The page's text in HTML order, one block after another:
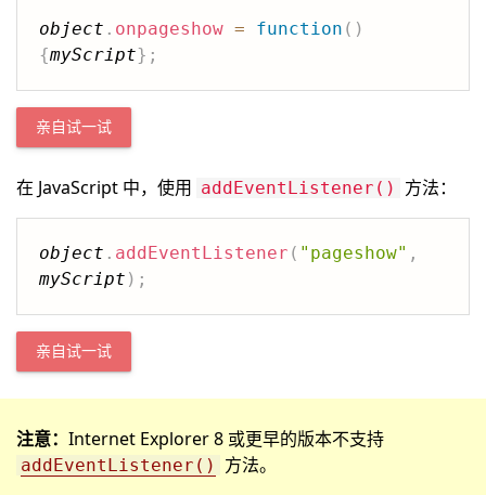
object . onpageshow = function ( )
{myScript} ;
亲自试一试
在 JavaScript 中，使用 addEventListener() 方法：
object . addEventListener ( "pageshow" ,
myScript ) ;
亲自试一试
注意： Internet Explorer 8 或更早的版本不支持
addEventListener() 方法。